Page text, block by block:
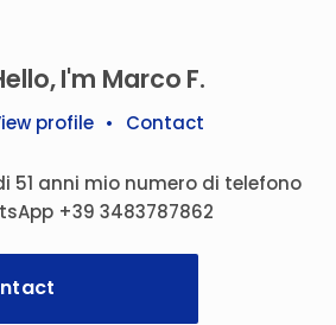
I'm Marco F.
profile • Contact
51 anni mio numero di telefono
+39 3483787862